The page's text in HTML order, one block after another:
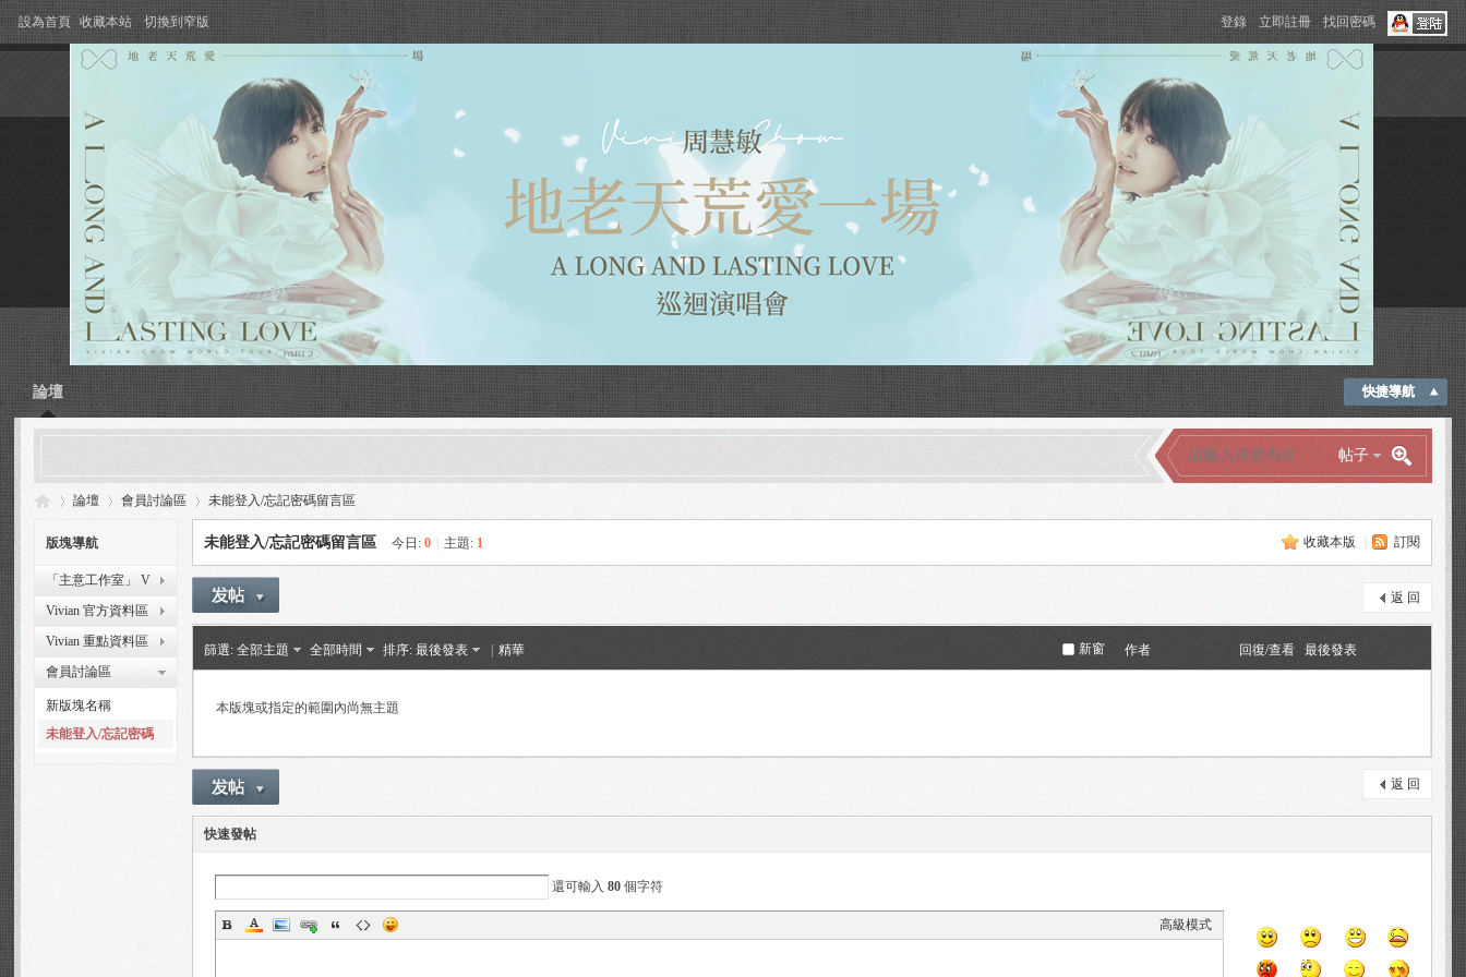
設為首頁 收藏本站 切換到窄版 登錄 立即註冊 找回密碼
快捷導航
論壇
帖子
論壇 會員討論區 未能登入/忘記密碼留言區
版塊導航
「主意工作室」 V
Vision Workshop
Vivian 官方資料區
Vivian 重點資料區
會員討論區
新版塊名稱
未能登入/忘記密碼
收藏本版 訂閱
未能登入/忘記密碼留言區 今日:0 主題: 1
返 回
新窗
篩選:全部主題 全部時間 排序:最後發表 精華 作者 回復/查看 最後發表
本版塊或指定的範圍內尚無主題
返 回
快速發帖
還可輸入80 個字符
高級模式